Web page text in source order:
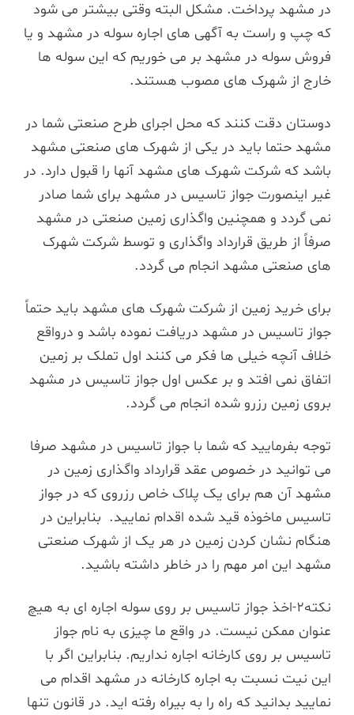
در مشهد پرداخت. مشکل البته وقتی بیشتر می شود
که چپ و راست به آگهی های اجاره سوله در مشهد و یا
فروش سوله در مشهد بر می خوریم که این سوله ها
خارج از شهرک های مصوب هستند.
دوستان دقت کنند که محل اجرای طرح صنعتی شما در
مشهد حتما باید در یکی از شهرک های صنعتی مشهد
باشد که شرکت شهرک های مشهد آنها را قبول دارد. در
غیر اینصورت جواز تاسیس در مشهد برای شما صادر
نمی گردد و همچنین واگذاری زمین صنعتی در مشهد
صرفاً از طریق قرارداد واگذاری و توسط شرکت شهرک
های صنعتی مشهد انجام می گردد.
برای خرید زمین از شرکت شهرک های مشهد باید حتماً
جواز تاسیس در مشهد دریافت نموده باشد و درواقع
خلاف آنچه خیلی ها فکر می کنند اول تملک بر زمین
اتفاق نمی افتد و بر عکس اول جواز تاسیس در مشهد
بروی زمین رزرو شده انجام می گردد.
توجه بفرمایید که شما با جواز تاسیس در مشهد صرفا
می توانید در خصوص عقد قرارداد واگذاری زمین در
مشهد آن هم برای یک پلاک خاص رزروی که در جواز
تاسیس ماخوذه قید شده اقدام نمایید. بنابراین در
هنگام نشان کردن زمین در هر یک از شهرک صنعتی
مشهد این امر مهم را در خاطر داشته باشید.
نکته2-اخذ جواز تاسیس بر روی سوله اجاره ای به هیچ
عنوان ممکن نیست. در واقع ما چیزی به نام جواز
تاسیس بر روی کارخانه اجاره نداریم. بنابراین اگر با
این نیت نسبت به اجاره کارخانه در مشهد اقدام می
نمایید بدانید که راه را به بیراه رفته اید. در قانون تنها